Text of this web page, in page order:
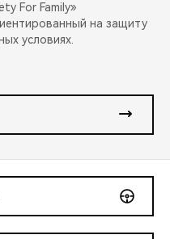
For Family»
на защиту
условиях.